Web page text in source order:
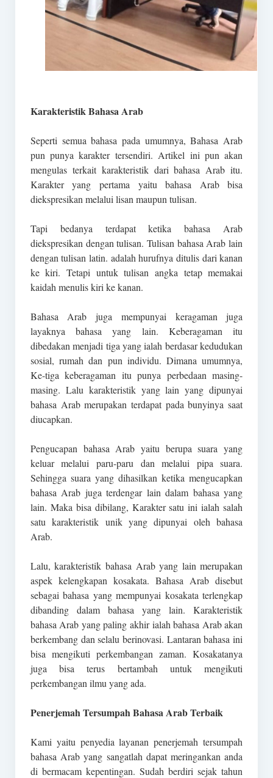
Karakteristik Bahasa Arab
Seperti semua bahasa pada umumnya, Bahasa Arab
pun punya karakter tersendiri. Artikel ini pun akan
mengulas terkait karakteristik dari bahasa Arab itu.
Karakter yang pertama yaitu bahasa Arab bisa
diekspresikan melalui lisan maupun tulisan.
Tapi bedanya terdapat ketika bahasa Arab
diekspresikan dengan tulisan. Tulisan bahasa Arab lain
dengan tulisan latin. adalah hurufnya ditulis dari kanan
ke kiri. Tetapi untuk tulisan angka tetap memakai
kaidah menulis kiri ke kanan.
Bahasa Arab juga mempunyai keragaman juga
layaknya bahasa yang lain. Keberagaman itu
dibedakan menjadi tiga yang ialah berdasar kedudukan
sosial, rumah dan pun individu. Dimana umumnya,
Ke-tiga keberagaman itu punya perbedaan masing-
masing. Lalu karakteristik yang lain yang dipunyai
bahasa Arab merupakan terdapat pada bunyinya saat
diucapkan.
Pengucapan bahasa Arab yaitu berupa suara yang
keluar melalui paru-paru dan melalui pipa suara.
Sehingga suara yang dihasilkan ketika mengucapkan
bahasa Arab juga terdengar lain dalam bahasa yang
lain. Maka bisa dibilang, Karakter satu ini ialah salah
satu karakteristik unik yang dipunyai oleh bahasa
Arab.
Lalu, karakteristik bahasa Arab yang lain merupakan
aspek kelengkapan kosakata. Bahasa Arab disebut
sebagai bahasa yang mempunyai kosakata terlengkap
dibanding dalam bahasa yang lain. Karakteristik
bahasa Arab yang paling akhir ialah bahasa Arab akan
berkembang dan selalu berinovasi. Lantaran bahasa ini
bisa mengikuti perkembangan zaman. Kosakatanya
juga bisa terus bertambah untuk mengikuti
perkembangan ilmu yang ada.
Penerjemah Tersumpah Bahasa Arab Terbaik
Kami yaitu penyedia layanan penerjemah tersumpah
bahasa Arab yang sangatlah dapat meringankan anda
di bermacam kepentingan. Sudah berdiri sejak tahun